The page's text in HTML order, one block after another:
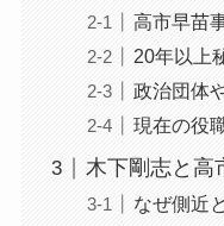
高市早苗
20年以上
政治団体
現在の役
木下剛志と高
なぜ側近